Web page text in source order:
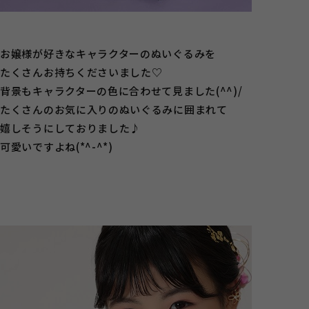
お嬢様が好きなキャラクターのぬいぐるみを
たくさんお持ちくださいました♡
背景もキャラクターの色に合わせて見ました(^^)/
たくさんのお気に入りのぬいぐるみに囲まれて
嬉しそうにしておりました♪
可愛いですよね(*^-^*)